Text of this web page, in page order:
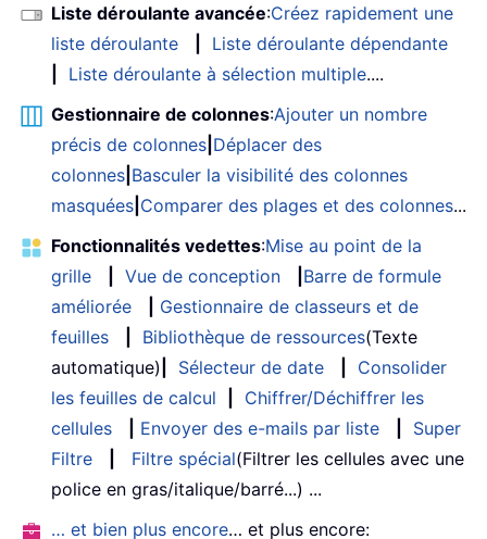
Liste déroulante avancée:Créez rapidement une
liste déroulante
Liste déroulante dépendante
Liste déroulante à sélection multiple....
Gestionnaire de colonnes:Ajouter un nombre
précis de colonnes Déplacer des
colonnes Basculer la visibilité des colonnes
masquées Comparer des plages et des colonnes...
Fonctionnalités vedettes:Mise au point de la
grille
Vue de conception
Barre de formule
améliorée
Gestionnaire de classeurs et de
feuilles
Bibliothèque de ressources(Texte
automatique)
Sélecteur de date
Consolider
les feuilles de calcul
Chiffrer/Déchiffrer les
cellules
Envoyer des e-mails par liste
Super
Filtre
Filtre spécial(Filtrer les cellules avec une
police en gras/italique/barré...) ...
… et bien plus encore… et plus encore: